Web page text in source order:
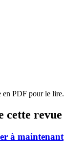
en PDF pour le lire.
cette revue
à maintenant